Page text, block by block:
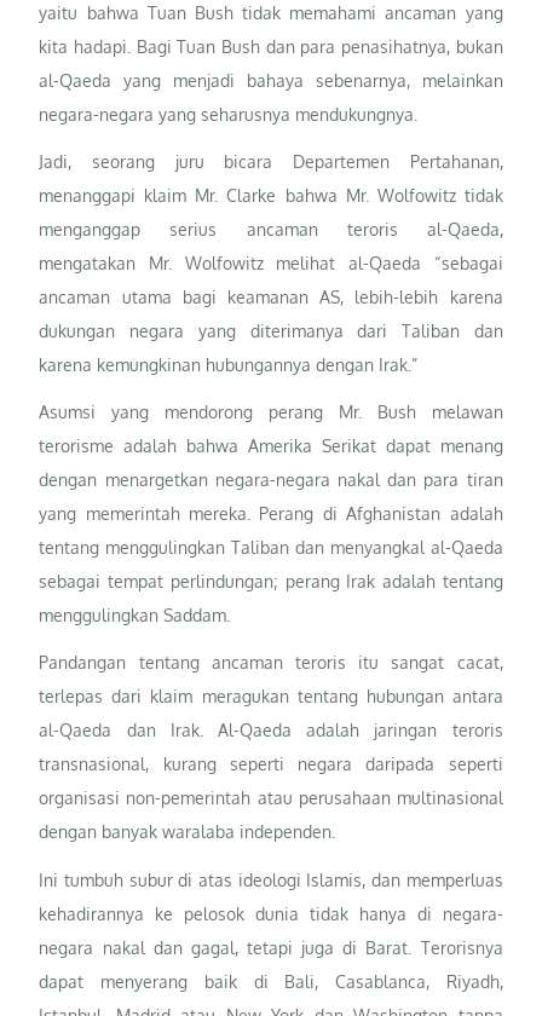
yaitu bahwa Tuan Bush tidak memahami ancaman yang
kita hadapi. Bagi Tuan Bush dan para penasihatnya, bukan
al-Qaeda yang menjadi bahaya sebenarnya, melainkan
negara-negara yang seharusnya mendukungnya.
Jadi, seorang juru bicara Departemen Pertahanan,
menanggapi klaim Mr. Clarke bahwa Mr. Wolfowitz tidak
menganggap serius ancaman teroris al-Qaeda,
mengatakan Mr. Wolfowitz melihat al-Qaeda “sebagai
ancaman utama bagi keamanan AS, lebih-lebih karena
dukungan negara yang diterimanya dari Taliban dan
karena kemungkinan hubungannya dengan Irak.”
Asumsi yang mendorong perang Mr. Bush melawan
terorisme adalah bahwa Amerika Serikat dapat menang
dengan menargetkan negara-negara nakal dan para tiran
yang memerintah mereka. Perang di Afghanistan adalah
tentang menggulingkan Taliban dan menyangkal al-Qaeda
sebagai tempat perlindungan; perang Irak adalah tentang
menggulingkan Saddam.
Pandangan tentang ancaman teroris itu sangat cacat,
terlepas dari klaim meragukan tentang hubungan antara
al-Qaeda dan Irak. Al-Qaeda adalah jaringan teroris
transnasional, kurang seperti negara daripada seperti
organisasi non-pemerintah atau perusahaan multinasional
dengan banyak waralaba independen.
Ini tumbuh subur di atas ideologi Islamis, dan memperluas
kehadirannya ke pelosok dunia tidak hanya di negara-
negara nakal dan gagal, tetapi juga di Barat. Terorisnya
dapat menyerang baik di Bali, Casablanca, Riyadh,